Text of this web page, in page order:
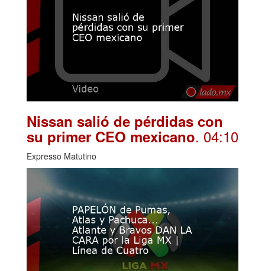
Nissan salió de pérdidas con
su primer CEO mexicano. 04:10
Expresso Matutino